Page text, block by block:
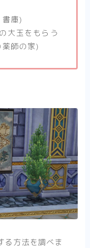
庫)
大玉をもらう
師の家)
る方法を調べま